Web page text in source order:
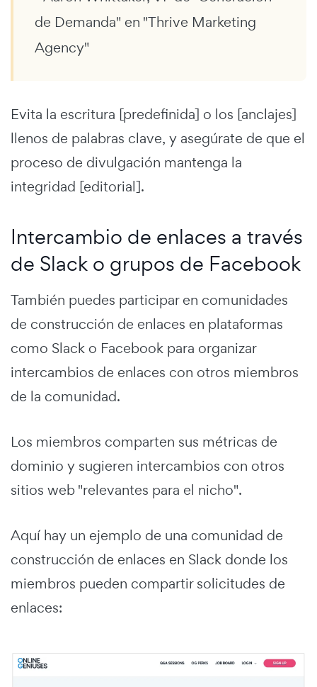
de Demanda" en "Thrive Marketing
Agency"
Evita la escritura [predefinida] o los [anclajes]
llenos de palabras clave, y asegúrate de que el
proceso de divulgación mantenga la
integridad [editorial].
Intercambio de enlaces a través
de Slack o grupos de Facebook
También puedes participar en comunidades
de construcción de enlaces en plataformas
como Slack o Facebook para organizar
intercambios de enlaces con otros miembros
de la comunidad.
Los miembros comparten sus métricas de
dominio y sugieren intercambios con otros
sitios web "relevantes para el nicho".
Aquí hay un ejemplo de una comunidad de
construcción de enlaces en Slack donde los
miembros pueden compartir solicitudes de
enlaces: